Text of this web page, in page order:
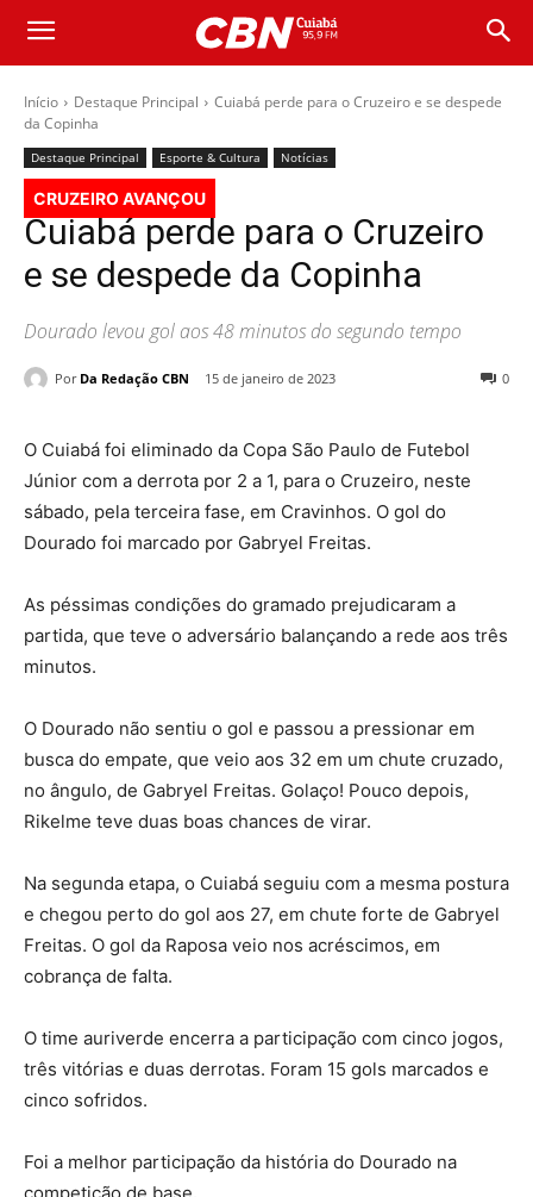
Início Destaque Principal
Cuiabá perde para o Cruzeiro e se despede
da Copinha
Destaque Principal Esporte & Cultura Notícias
CRUZEIRO AVANÇOU
Cuiabá perde para o Cruzeiro
e se despede da Copinha
Dourado levou gol aos 48 minutos do segundo tempo
Por Da Redação CBN 15 de janeiro de 2023 0
O Cuiabá foi eliminado da Copa São Paulo de Futebol
Júnior com a derrota por 2 a 1, para o Cruzeiro, neste
sábado, pela terceira fase, em Cravinhos. O gol do
Dourado foi marcado por Gabryel Freitas.
As péssimas condições do gramado prejudicaram a
partida, que teve o adversário balançando a rede aos três
minutos.
O Dourado não sentiu o gol e passou a pressionar em
busca do empate, que veio aos 32 em um chute cruzado,
no ângulo, de Gabryel Freitas. Golaço! Pouco depois,
Rikelme teve duas boas chances de virar.
Na segunda etapa, o Cuiabá seguiu com a mesma postura
e chegou perto do gol aos 27, em chute forte de Gabryel
Freitas. O gol da Raposa veio nos acréscimos, em
cobrança de falta.
O time auriverde encerra a participação com cinco jogos,
três vitórias e duas derrotas. Foram 15 gols marcados e
cinco sofridos.
Foi a melhor participação da história do Dourado na